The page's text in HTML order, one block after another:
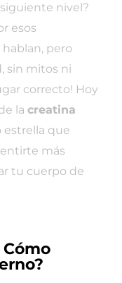
nivel?
esos
pero
sin mitos ni
correcto! Hoy
la creatina
estrella que
más
tu cuerpo de